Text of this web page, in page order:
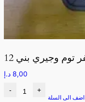
8,00 د.إ
- +
اضف الى السلة